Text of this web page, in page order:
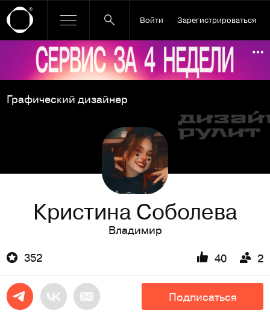
Войти Зарегистрироваться
Ссылка баннера
Графический дизайнер
Кристина Соболева
Владимир
352
40 2
Подписаться